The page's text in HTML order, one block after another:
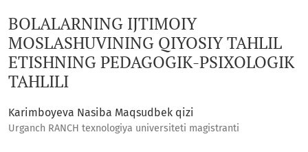
BOLALARNING IJTIMOIY
MOSLASHUVINING QIYOSIY TAHLIL
ETISHNING PEDAGOGIK-PSIXOLOGIK
TAHLILI
Karimboyeva Nasiba Maqsudbek qizi
Urganch RANCH texnologiya universiteti magistranti